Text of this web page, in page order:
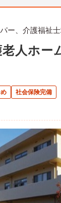
ー、介護福祉士
人ホー
社会保険完備